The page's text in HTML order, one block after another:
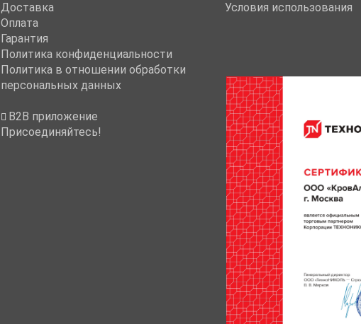
Доставка
Оплата
Гарантия
Политика конфиденциальности
Политика в отношении обработки
персональных данных
B2B приложение
Присоединяйтесь!
Условия использования